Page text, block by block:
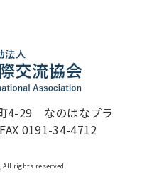
4-29　なのはなプラ
0191-34-4712
, All rights reserved.